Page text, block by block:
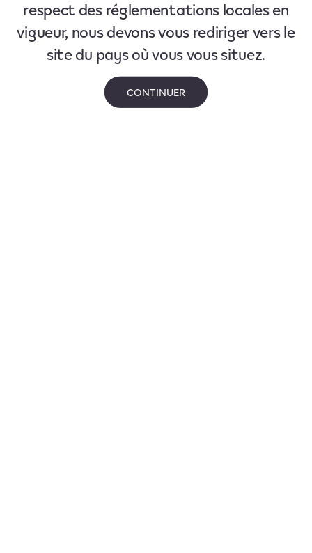
respect des réglementations locales en
vigueur, nous devons vous rediriger vers le
site du pays où vous vous situez.
CONTINUER